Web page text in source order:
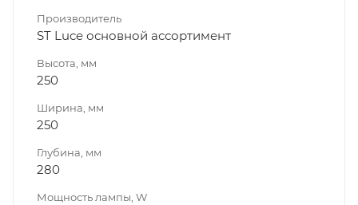
Производитель
ST Luce основной ассортимент
Высота, мм
250
Ширина, мм
250
Глубина, мм
280
Мощность лампы, W